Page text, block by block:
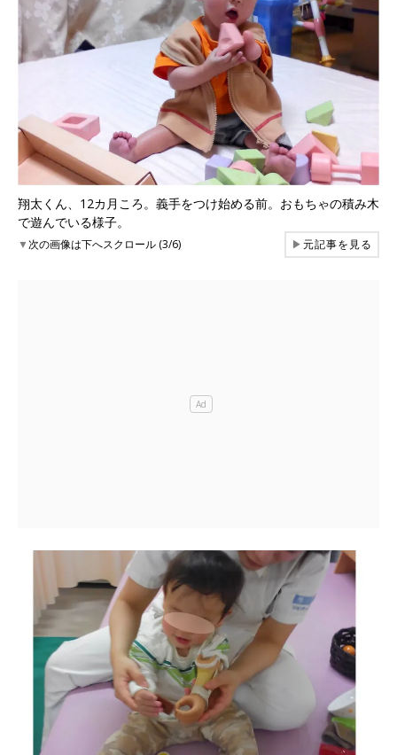
翔太くん、12カ月ころ。義手をつけ始める前。おもちゃの積み木
で遊んでいる様子。
▼次の画像は下へスクロール (3/6) ▶元記事を見る